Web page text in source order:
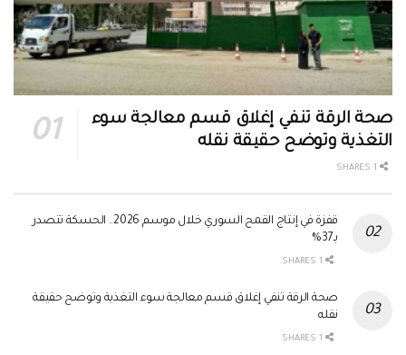
صحة الرقة تنفي إغلاق قسم معالجة سوء
التغذية وتوضح حقيقة نقله
قفزة في إنتاج القمح السوري خلال موسم 2026.. الحسكة تتصدر
بـ37%
صحة الرقة تنفي إغلاق قسم معالجة سوء التغذية وتوضح حقيقة
نقله